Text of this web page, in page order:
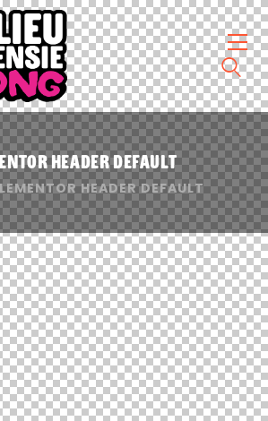
Header Default
HEADER DEFAULT